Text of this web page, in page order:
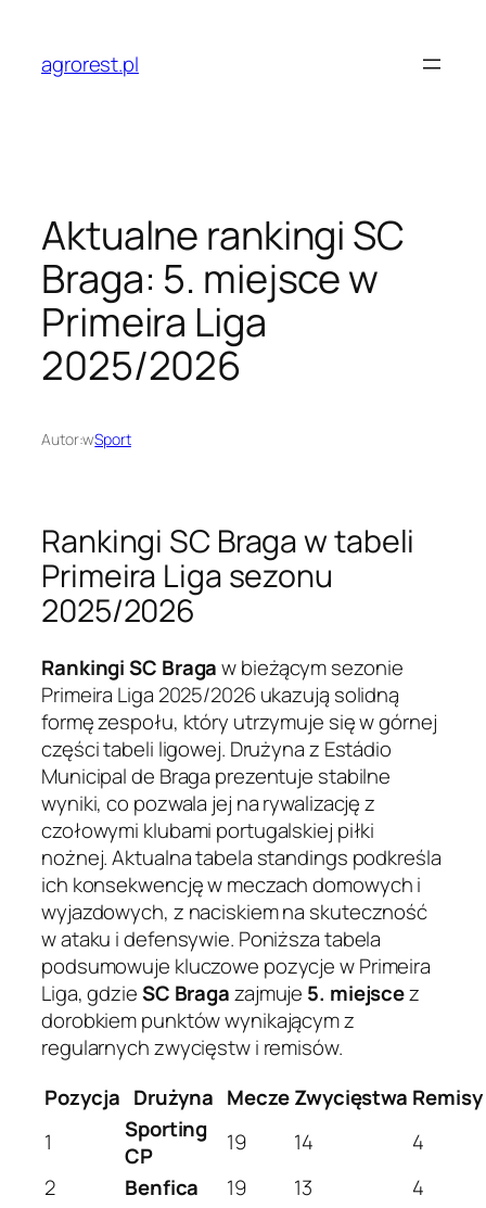
treściagrorest.pl
Aktualne rankingi SC
Braga: 5. miejsce w
Primeira Liga
2025/2026
Autor:wSport
Rankingi SC Braga w tabeli
Primeira Liga sezonu
2025/2026
Rankingi SC Bragaw bieżącym sezonie
Primeira Liga 2025/2026 ukazują solidną
formę zespołu, który utrzymuje się w górnej
części tabeli ligowej. Drużyna z Estádio
Municipal de Braga prezentuje stabilne
wyniki, co pozwala jej na rywalizację z
czołowymi klubami portugalskiej piłki
nożnej. Aktualna tabela standings podkreśla
ich konsekwencję w meczach domowych i
wyjazdowych, z naciskiem na skuteczność
w ataku i defensywie. Poniższa tabela
podsumowuje kluczowe pozycje w Primeira
Liga, gdzieSC Bragazajmuje 5. miejscez
dorobkiem punktów wynikającym z
regularnych zwycięstw i remisów.
Pozycja Drużyna Mecze Zwycięstwa Remisy
1
Sporting
CP
19 14
4
2
Benfica 19 13
4